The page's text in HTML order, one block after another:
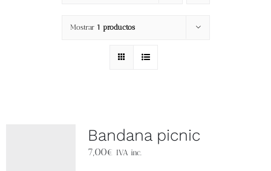
About
Tienda
Videos
Mostrar 1 productos
Bandana picnic
7,00€ IVA inc.